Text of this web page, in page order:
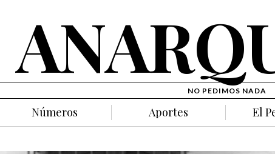
NO PEDIMOS NADA
Números Aportes El